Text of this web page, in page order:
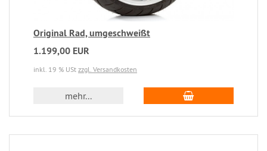
Original Rad, umgeschweißt
1.199,00 EUR
inkl. 19 % USt zzgl. Versandkosten
mehr...